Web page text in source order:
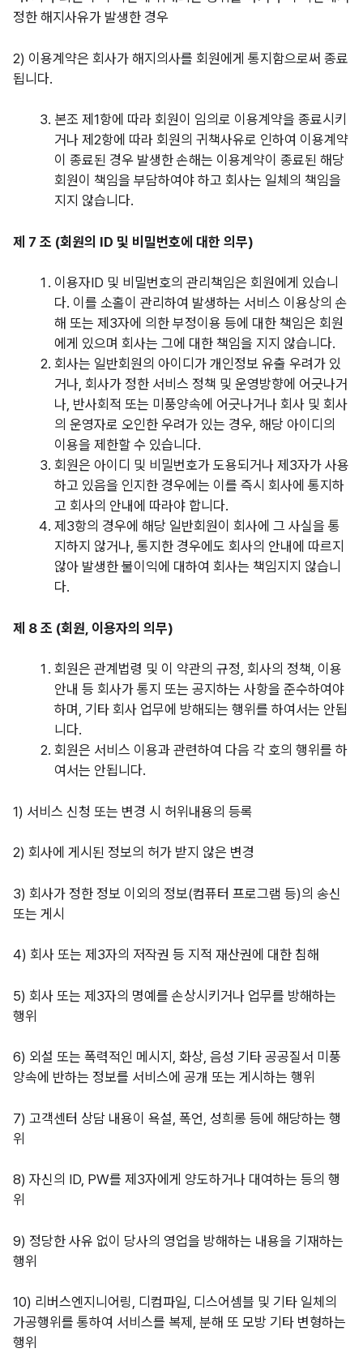
정한 해지사유가 발생한 경우
2) 이용계약은 회사가 해지의사를 회원에게 통지함으로써 종료
됩니다.
본조 제1항에 따라 회원이 임의로 이용계약을 종료시키
거나 제2항에 따라 회원의 귀책사유로 인하여 이용계약
이 종료된 경우 발생한 손해는 이용계약이 종료된 해당
회원이 책임을 부담하여야 하고 회사는 일체의 책임을
지지 않습니다.
제 7 조 (회원의 ID 및 비밀번호에 대한 의무)
이용자ID 및 비밀번호의 관리책임은 회원에게 있습니
다. 이를 소홀이 관리하여 발생하는 서비스 이용상의 손
해 또는 제3자에 의한 부정이용 등에 대한 책임은 회원
에게 있으며 회사는 그에 대한 책임을 지지 않습니다.
회사는 일반회원의 아이디가 개인정보 유출 우려가 있
거나, 회사가 정한 서비스 정책 및 운영방향에 어긋나거
나, 반사회적 또는 미풍양속에 어긋나거나 회사 및 회사
의 운영자로 오인한 우려가 있는 경우, 해당 아이디의
이용을 제한할 수 있습니다.
회원은 아이디 및 비밀번호가 도용되거나 제3자가 사용
하고 있음을 인지한 경우에는 이를 즉시 회사에 통지하
고 회사의 안내에 따라야 합니다.
제3항의 경우에 해당 일반회원이 회사에 그 사실을 통
지하지 않거나, 통지한 경우에도 회사의 안내에 따르지
않아 발생한 불이익에 대하여 회사는 책임지지 않습니
다.
제 8 조 (회원, 이용자의 의무)
회원은 관계법령 및 이 약관의 규정, 회사의 정책, 이용
안내 등 회사가 통지 또는 공지하는 사항을 준수하여야
하며, 기타 회사 업무에 방해되는 행위를 하여서는 안됩
니다.
회원은 서비스 이용과 관련하여 다음 각 호의 행위를 하
여서는 안됩니다.
1) 서비스 신청 또는 변경 시 허위내용의 등록
2) 회사에 게시된 정보의 허가 받지 않은 변경
3) 회사가 정한 정보 이외의 정보(컴퓨터 프로그램 등)의 송신
또는 게시
4) 회사 또는 제3자의 저작권 등 지적 재산권에 대한 침해
5) 회사 또는 제3자의 명예를 손상시키거나 업무를 방해하는
행위
6) 외설 또는 폭력적인 메시지, 화상, 음성 기타 공공질서 미풍
양속에 반하는 정보를 서비스에 공개 또는 게시하는 행위
7) 고객센터 상담 내용이 욕설, 폭언, 성희롱 등에 해당하는 행
위
8) 자신의 ID, PW를 제3자에게 양도하거나 대여하는 등의 행
위
9) 정당한 사유 없이 당사의 영업을 방해하는 내용을 기재하는
행위
10) 리버스엔지니어링, 디컴파일, 디스어셈블 및 기타 일체의
가공행위를 통하여 서비스를 복제, 분해 또 모방 기타 변형하는
행위